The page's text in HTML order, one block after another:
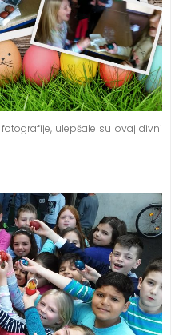
ulepšale su ovaj divni